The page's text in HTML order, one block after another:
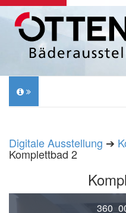
Digitale Ausstellung ➔
Komplettbad 2